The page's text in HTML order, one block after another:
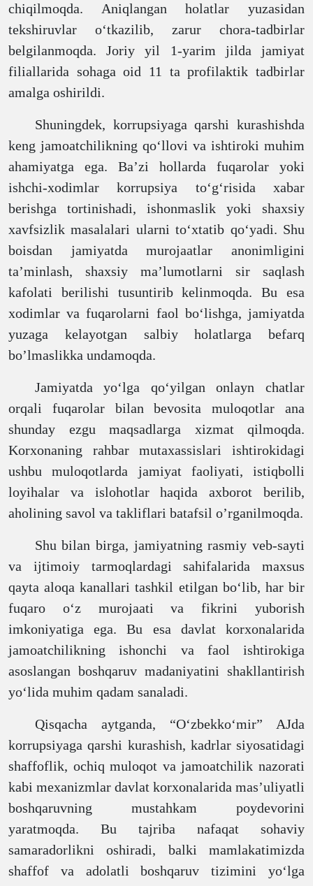
chiqilmoqda. Aniqlangan holatlar yuzasidan
tekshiruvlar o‘tkazilib, zarur chora-tadbirlar
belgilanmoqda. Joriy yil 1-yarim jilda jamiyat
filiallarida sohaga oid 11 ta profilaktik tadbirlar
amalga oshirildi.
Shuningdek, korrupsiyaga qarshi kurashishda
keng jamoatchilikning qo‘llovi va ishtiroki muhim
ahamiyatga ega. Ba’zi hollarda fuqarolar yoki
ishchi-xodimlar korrupsiya to‘g‘risida xabar
berishga tortinishadi, ishonmaslik yoki shaxsiy
xavfsizlik masalalari ularni to‘xtatib qo‘yadi. Shu
boisdan jamiyatda murojaatlar anonimligini
ta’minlash, shaxsiy ma’lumotlarni sir saqlash
kafolati berilishi tusuntirib kelinmoqda. Bu esa
xodimlar va fuqarolarni faol bo‘lishga, jamiyatda
yuzaga kelayotgan salbiy holatlarga befarq
bo’lmaslikka undamoqda.
Jamiyatda yo‘lga qo‘yilgan onlayn chatlar
orqali fuqarolar bilan bevosita muloqotlar ana
shunday ezgu maqsadlarga xizmat qilmoqda.
Korxonaning rahbar mutaxassislari ishtirokidagi
ushbu muloqotlarda jamiyat faoliyati, istiqbolli
loyihalar va islohotlar haqida axborot berilib,
aholining savol va takliflari batafsil o’rganilmoqda.
Shu bilan birga, jamiyatning rasmiy veb-sayti
va ijtimoiy tarmoqlardagi sahifalarida maxsus
qayta aloqa kanallari tashkil etilgan bo‘lib, har bir
fuqaro o‘z murojaati va fikrini yuborish
imkoniyatiga ega. Bu esa davlat korxonalarida
jamoatchilikning ishonchi va faol ishtirokiga
asoslangan boshqaruv madaniyatini shakllantirish
yo‘lida muhim qadam sanaladi.
Qisqacha aytganda, “O‘zbekko‘mir” AJda
korrupsiyaga qarshi kurashish, kadrlar siyosatidagi
shaffoflik, ochiq muloqot va jamoatchilik nazorati
kabi mexanizmlar davlat korxonalarida mas’uliyatli
boshqaruvning mustahkam poydevorini
yaratmoqda. Bu tajriba nafaqat sohaviy
samaradorlikni oshiradi, balki mamlakatimizda
shaffof va adolatli boshqaruv tizimini yo‘lga